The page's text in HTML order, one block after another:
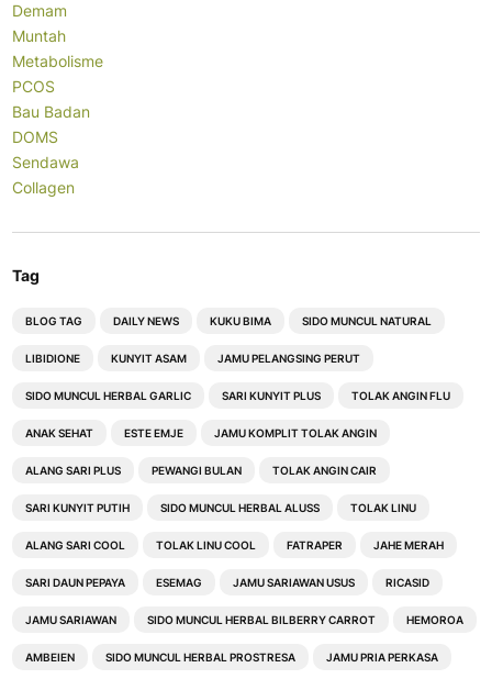
Demam
Muntah
Metabolisme
PCOS
Bau Badan
DOMS
Sendawa
Collagen
Tag
BLOG TAG DAILY NEWS KUKU BIMA SIDO MUNCUL NATURAL
LIBIDIONE KUNYIT ASAM JAMU PELANGSING PERUT
SIDO MUNCUL HERBAL GARLIC SARI KUNYIT PLUS TOLAK ANGIN FLU
ANAK SEHAT ESTE EMJE JAMU KOMPLIT TOLAK ANGIN
ALANG SARI PLUS PEWANGI BULAN TOLAK ANGIN CAIR
SARI KUNYIT PUTIH SIDO MUNCUL HERBAL ALUSS TOLAK LINU
ALANG SARI COOL TOLAK LINU COOL FATRAPER JAHE MERAH
SARI DAUN PEPAYA ESEMAG JAMU SARIAWAN USUS RICASID
JAMU SARIAWAN SIDO MUNCUL HERBAL BILBERRY CARROT HEMOROA
AMBEIEN SIDO MUNCUL HERBAL PROSTRESA JAMU PRIA PERKASA